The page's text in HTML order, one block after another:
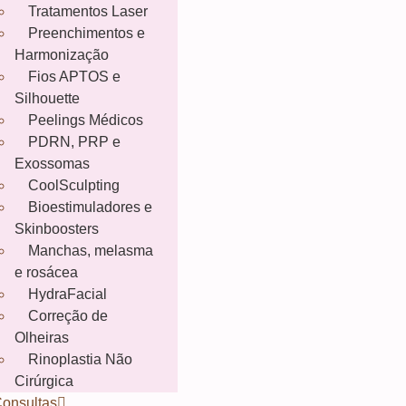
Tratamentos Laser
Preenchimentos e
Harmonização
Fios APTOS e
Silhouette
Peelings Médicos
PDRN, PRP e
Exossomas
CoolSculpting
Bioestimuladores e
Skinboosters
Manchas, melasma
e rosácea
HydraFacial
Correção de
Olheiras
Rinoplastia Não
Cirúrgica